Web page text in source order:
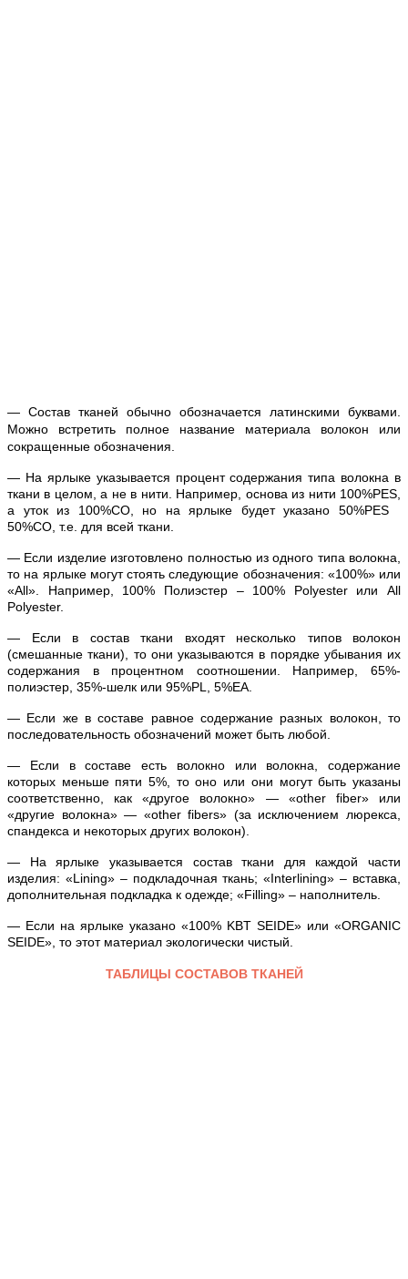
— Состав тканей обычно обозначается латинскими буквами.
Можно встретить полное название материала волокон или
сокращенные обозначения.
— На ярлыке указывается процент содержания типа волокна в
ткани в целом, а не в нити. Например, основа из нити 100%PES,
а уток из 100%CO, но на ярлыке будет указано 50%PES
50%CO, т.е. для всей ткани.
— Если изделие изготовлено полностью из одного типа волокна,
то на ярлыке могут стоять следующие обозначения: «100%» или
«All». Например, 100% Полиэстер – 100% Polyester или All
Polyester.
— Если в состав ткани входят несколько типов волокон
(смешанные ткани), то они указываются в порядке убывания их
содержания в процентном соотношении. Например, 65%-
полиэстер, 35%-шелк или 95%PL, 5%ЕA.
— Если же в составе равное содержание разных волокон, то
последовательность обозначений может быть любой.
— Если в составе есть волокно или волокна, содержание
которых меньше пяти 5%, то оно или они могут быть указаны
соответственно, как «другое волокно» — «other fiber» или
«другие волокна» — «other fibers» (за исключением люрекса,
спандекса и некоторых других волокон).
— На ярлыке указывается состав ткани для каждой части
изделия: «Lining» – подкладочная ткань; «Interlining» – вставка,
дополнительная подкладка к одежде; «Filling» – наполнитель.
— Если на ярлыке указано «100% KBT SEIDE» или «ORGANIC
SEIDE», то этот материал экологически чистый.
ТАБЛИЦЫ СОСТАВОВ ТКАНЕЙ